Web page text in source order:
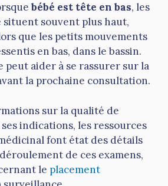
bébé est tête en bas, les
situent souvent plus haut,
que les petits mouvements
en bas, dans le bassin.
peut aider à se rassurer sur la
la prochaine consultation.
sur la qualité de
indications, les ressources
font état des détails
de ces examens,
le placement